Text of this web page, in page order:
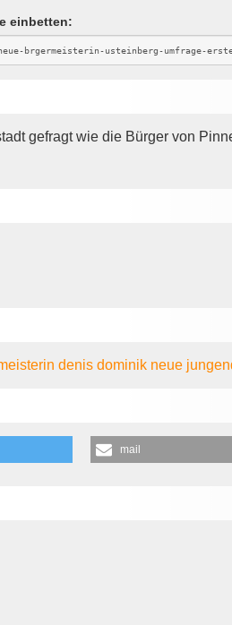
einbetten:
gefragt wie die Bürger von
denisdominik neue
mail